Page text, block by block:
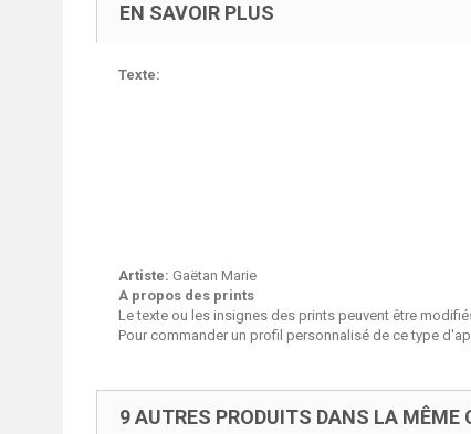
EN SAVOIR PLUS
Texte:
Artiste: Gaëtan Marie
A propos des prints
Le texte ou les insignes des prints peuvent être
Pour commander un profil personnalisé de ce type
9 AUTRES PRODUITS DANS LA MÊME